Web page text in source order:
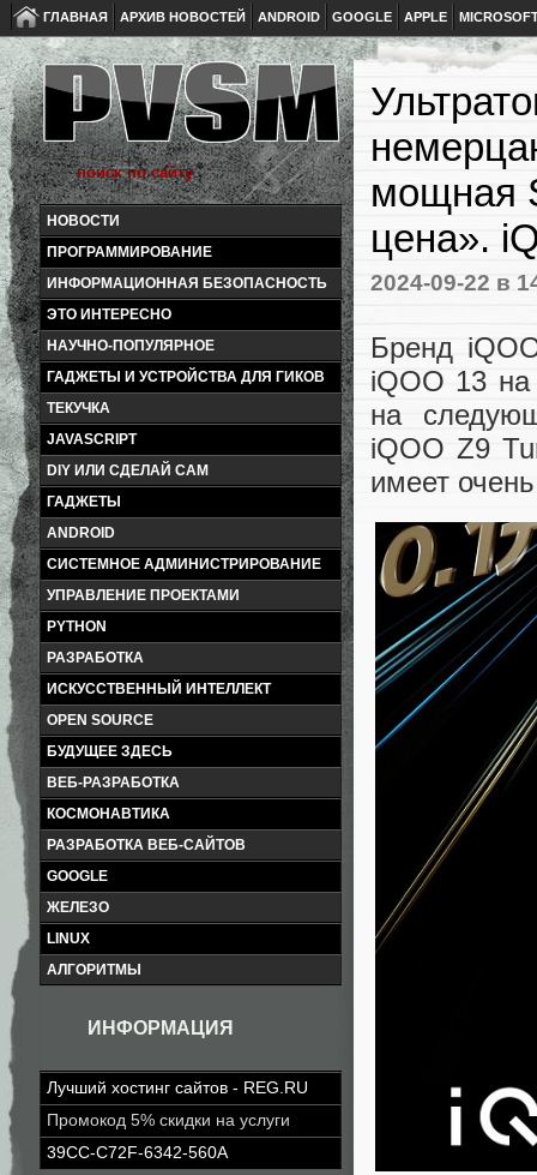
ГЛАВНАЯ АРХИВ НОВОСТЕЙ ANDROID GOOGLE APPLE
НОВОСТИ
ПРОГРАММИРОВАНИЕ
ИНФОРМАЦИОННАЯ БЕЗОПАСНОСТЬ
ЭТО ИНТЕРЕСНО
НАУЧНО-ПОПУЛЯРНОЕ
ГАДЖЕТЫ И УСТРОЙСТВА ДЛЯ ГИКОВ
ТЕКУЧКА
JAVASCRIPT
DIY ИЛИ СДЕЛАЙ САМ
ГАДЖЕТЫ
ANDROID
СИСТЕМНОЕ АДМИНИСТРИРОВАНИЕ
УПРАВЛЕНИЕ ПРОЕКТАМИ
PYTHON
РАЗРАБОТКА
ИСКУССТВЕННЫЙ ИНТЕЛЛЕКТ
OPEN SOURCE
БУДУЩЕЕ ЗДЕСЬ
ВЕБ-РАЗРАБОТКА
КОСМОНАВТИКА
РАЗРАБОТКА ВЕБ-САЙТОВ
GOOGLE
ЖЕЛЕЗО
LINUX
АЛГОРИТМЫ
ИНФОРМАЦИЯ
Лучший хостинг сайтов - REG.RU
Промокод 5% скидки на услуги
39CC-C72F-6342-560A
мощная
цена».
2024-09-22 в
Бренд
iQOO 13
на
iQOO Z9
имеет